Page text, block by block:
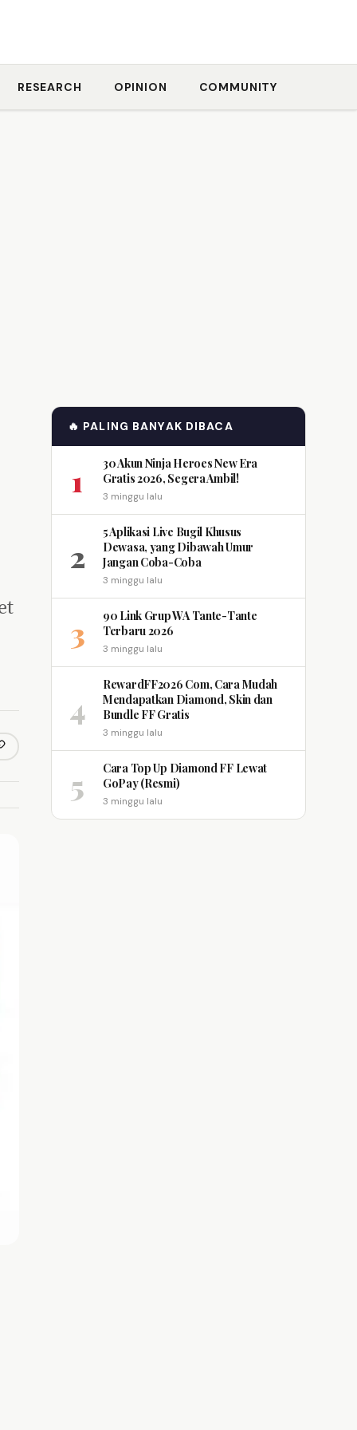
RESEARCH OPINION COMMUNITY
link
🔥 PALING BANYAK DIBACA
1
30 Akun Ninja Heroes New Era
Gratis 2026, Segera Ambil!
3 minggu lalu
2
5 Aplikasi Live Bugil Khusus
Dewasa, yang Dibawah Umur
Jangan Coba-Coba
3 minggu lalu
3
90 Link Grup WA Tante-Tante
Terbaru 2026
3 minggu lalu
4
RewardFF2026 Com, Cara Mudah
Mendapatkan Diamond, Skin dan
Bundle FF Gratis
3 minggu lalu
5
Cara Top Up Diamond FF Lewat
GoPay (Resmi)
3 minggu lalu